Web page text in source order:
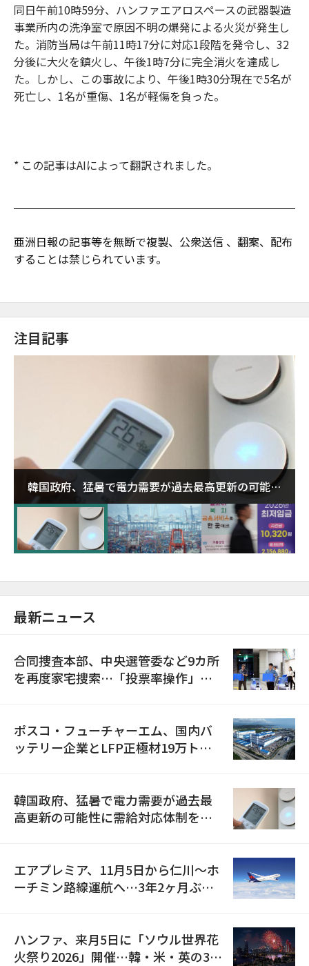
同日午前10時59分、ハンファエアロスペースの武器製造
事業所内の洗浄室で原因不明の爆発による火災が発生し
た。消防当局は午前11時17分に対応1段階を発令し、32
分後に大火を鎮火し、午後1時7分に完全消火を達成し
た。しかし、この事故により、午後1時30分現在で5名が
死亡し、1名が重傷、1名が軽傷を負った。
* この記事はAIによって翻訳されました。
亜洲日報の記事等を無断で複製、公衆送信 、翻案、配布
することは禁じられています。
注目記事
韓国政府、猛暑で電力需要が過去最高更新の可能性
に需給対応体制を点検
最新ニュース
合同捜査本部、中央選管委など9カ所
を再度家宅捜索…「投票率操作」の
ポスコ・フューチャーエム、国内バ
ッテリー企業とLFP正極材19万トン
韓国政府、猛暑で電力需要が過去最
高更新の可能性に需給対応体制を点
エアプレミア、11月5日から仁川〜ホ
ーチミン路線運航へ…3年2ヶ月ぶり
ハンファ、来月5日に「ソウル世界花
火祭り2026」開催…韓・米・英の3カ